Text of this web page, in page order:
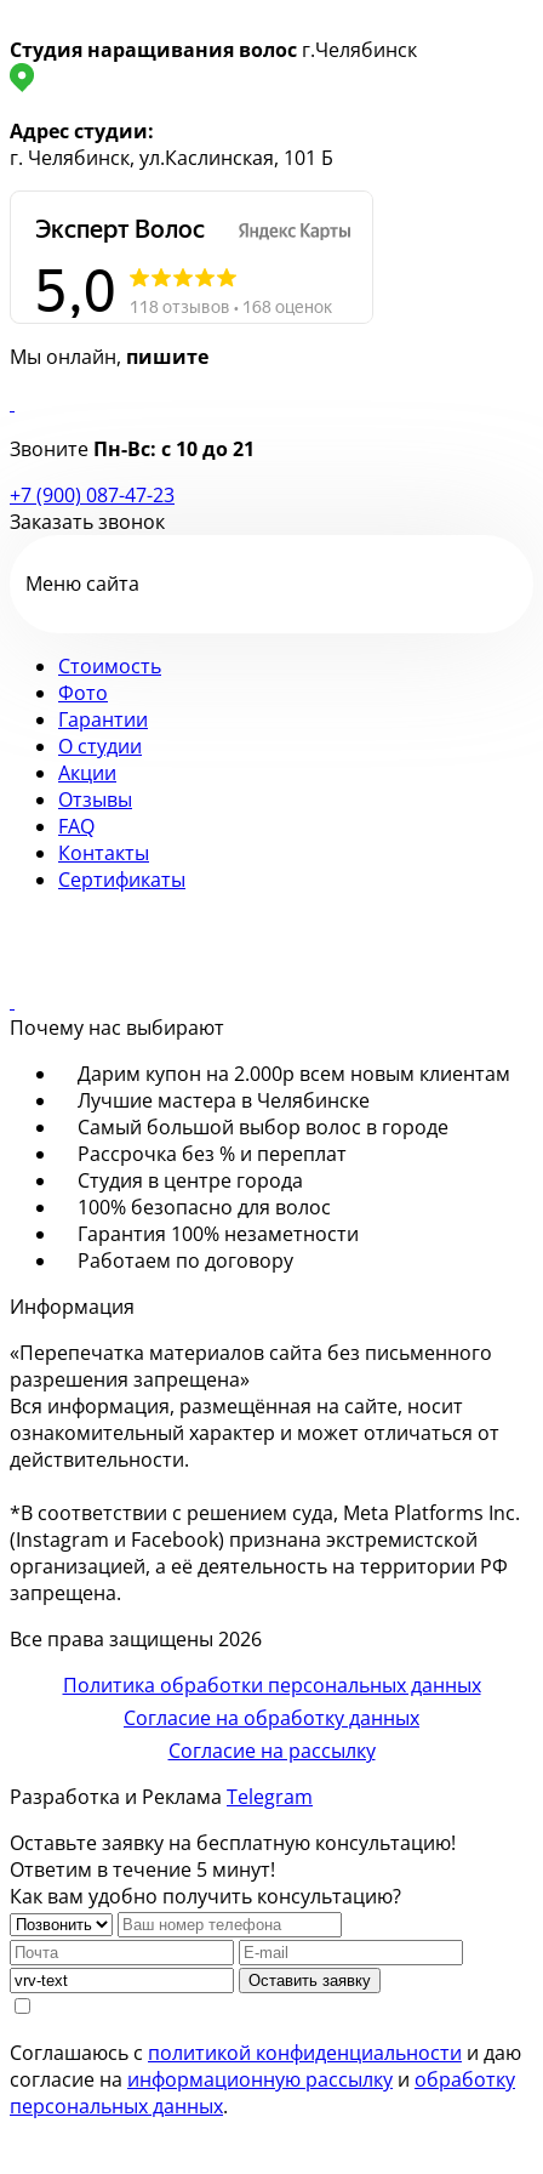
Студия наращивания волос г.Челябинск
Адрес студии:
г. Челябинск, ул.Каслинская, 101 Б
Мы онлайн, пишите
Звоните Пн-Вс: с 10 до 21
+7 (900) 087-47-23
Заказать звонок
Меню сайта
Стоимость
Фото
Гарантии
О студии
Акции
Отзывы
FAQ
Контакты
Сертификаты
Почему нас выбирают
Дарим купон на 2.000р всем новым клиентам
Лучшие мастера в Челябинске
Самый большой выбор волос в городе
Рассрочка без % и переплат
Студия в центре города
100% безопасно для волос
Гарантия 100% незаметности
Работаем по договору
Информация
«Перепечатка материалов сайта без письменного
разрешения запрещена»
Вся информация, размещённая на сайте, носит
ознакомительный характер и может отличаться от
действительности.
*В соответствии с решением суда, Meta Platforms Inc.
(Instagram и Facebook) признана экстремистской
организацией, а её деятельность на территории РФ
запрещена.
Все права защищены 2026
Политика обработки персональных данных
Согласие на обработку данных
Согласие на рассылку
Разработка и Реклама Telegram
Оставьте заявку на бесплатную консультацию!
Ответим в течение 5 минут!
Как вам удобно получить консультацию?
Оставить заявку
Соглашаюсь с политикой конфиденциальности и даю
согласие на информационную рассылку и обработку
персональных данных.